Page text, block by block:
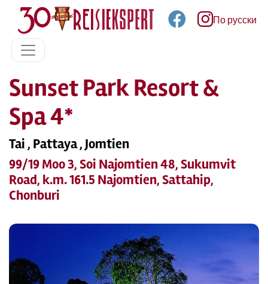
По русски
Sunset Park Resort &
Spa 4*
Tai , Pattaya , Jomtien
99/19 Moo 3, Soi Najomtien 48, Sukumvit
Road, k.m. 161.5 Najomtien, Sattahip,
Chonburi